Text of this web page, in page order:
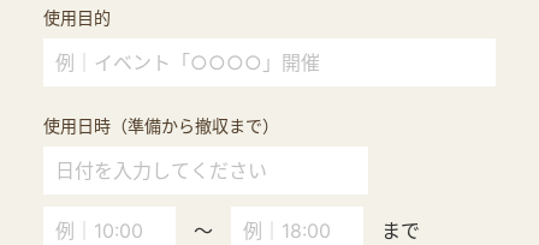
使用目的
使用日時（準備から撤収まで）
～ まで